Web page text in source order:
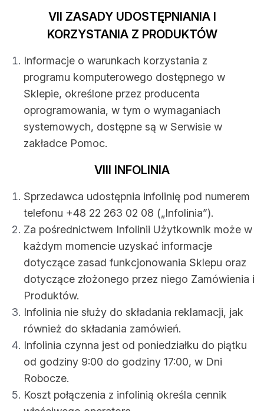
VII ZASADY UDOSTĘPNIANIA I
KORZYSTANIA Z PRODUKTÓW
Informacje o warunkach korzystania z
programu komputerowego dostępnego w
Sklepie, określone przez producenta
oprogramowania, w tym o wymaganiach
systemowych, dostępne są w Serwisie w
zakładce Pomoc.
VIII INFOLINIA
Sprzedawca udostępnia infolinię pod numerem
telefonu +48 22 263 02 08 („Infolinia”).
Za pośrednictwem Infolinii Użytkownik może w
każdym momencie uzyskać informacje
dotyczące zasad funkcjonowania Sklepu oraz
dotyczące złożonego przez niego Zamówienia i
Produktów.
Infolinia nie służy do składania reklamacji, jak
również do składania zamówień.
Infolinia czynna jest od poniedziałku do piątku
od godziny 9:00 do godziny 17:00, w Dni
Robocze.
Koszt połączenia z infolinią określa cennik